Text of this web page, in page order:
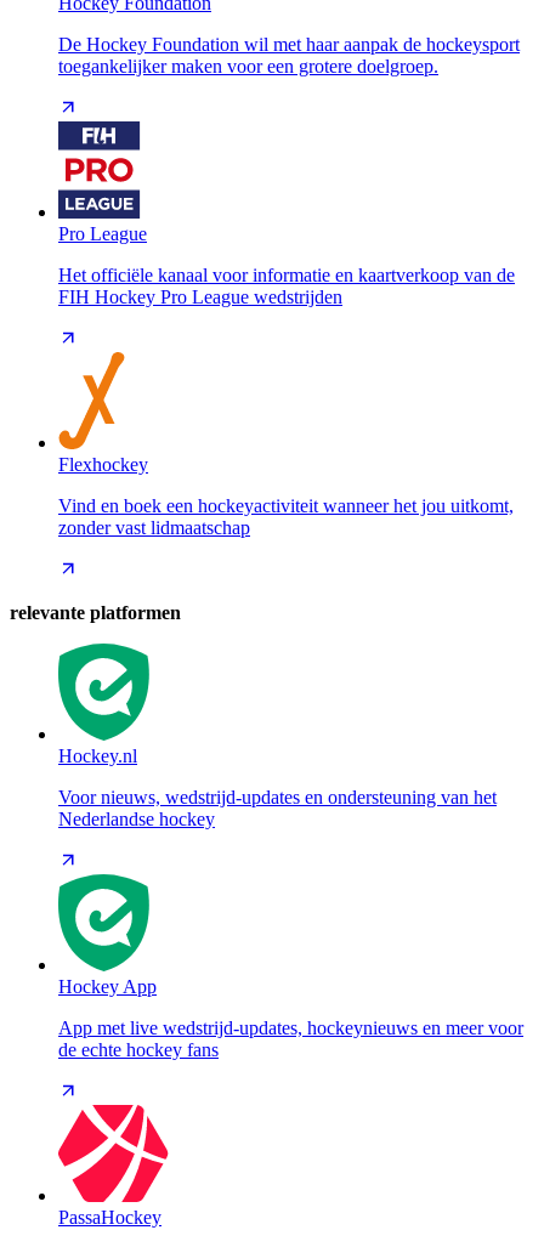
De Hockey Foundation wil met haar aanpak de hockeysport
toegankelijker maken voor een grotere doelgroep.
Pro League
Het officiële kanaal voor informatie en kaartverkoop van de
FIH Hockey Pro League wedstrijden
Flexhockey
Vind en boek een hockeyactiviteit wanneer het jou uitkomt,
zonder vast lidmaatschap
relevante platformen
Hockey.nl
Voor nieuws, wedstrijd-updates en ondersteuning van het
Nederlandse hockey
Hockey App
App met live wedstrijd-updates, hockeynieuws en meer voor
de echte hockey fans
PassaHockey